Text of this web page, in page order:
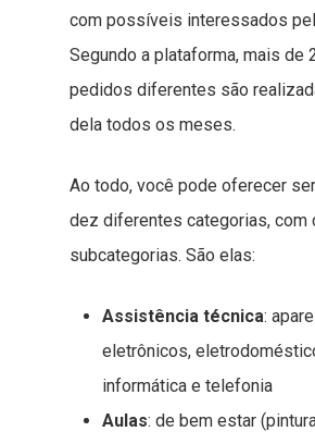
com possíveis interessados
Segundo a plataforma, mais de
pedidos diferentes são
dela todos os meses.
Ao todo, você pode oferecer
dez diferentes categorias, com
subcategorias. São elas:
Assistência técnica:
eletrônicos,
informática e telefonia
Aulas: de bem estar